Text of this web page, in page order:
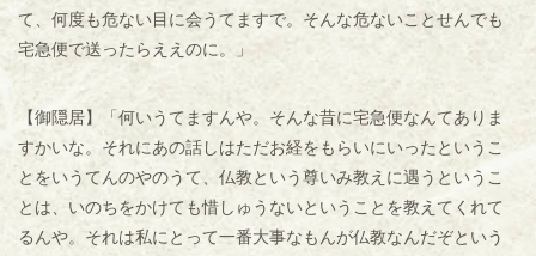
て、何度も危ない目に会うてますで。そんな危ないことせんでも
宅急便で送ったらええのに。」
【御隠居】「何いうてますんや。そんな昔に宅急便なんてありま
すかいな。それにあの話しはただお経をもらいにいったというこ
とをいうてんのやのうて、仏教という尊いみ教えに遇うというこ
とは、いのちをかけても惜しゅうないということを教えてくれて
るんや。それは私にとって一番大事なもんが仏教なんだぞという